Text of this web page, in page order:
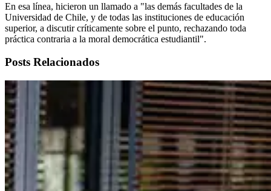
En esa línea, hicieron un llamado a "las demás facultades de la
Universidad de Chile, y de todas las instituciones de educación
superior, a discutir críticamente sobre el punto, rechazando toda
práctica contraria a la moral democrática estudiantil".
Posts Relacionados